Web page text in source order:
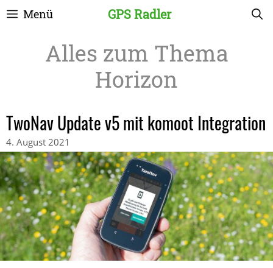
Zum
GPS Radler
Menü
Horizon
TwoNav Update v5 mit komoot Integration
4. August 2021